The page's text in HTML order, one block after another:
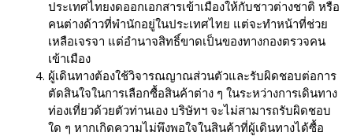
ประเทศไทยงดออกเอกสารเข้าเมืองให้กับชาวต่างชาติ หรือ
คนต่างด้าวที่พำนักอยู่ในประเทศไทย แต่จะทำหน้าที่ช่วย
เหลือเจรจา แต่อำนาจสิทธิ์ขาดเป็นของทางกองตรวจคน
เข้าเมือง
ผู้เดินทางต้องใช้วิจารณญาณส่วนตัวและรับผิดชอบต่อการ
ตัดสินใจในการเลือกซื้อสินค้าต่าง ๆ ในระหว่างการเดินทาง
ท่องเที่ยวด้วยตัวท่านเอง บริษัทฯ จะไม่สามารถรับผิดชอบ
ใด ๆ หากเกิดความไม่พึงพอใจในสินค้าที่ผู้เดินทางได้ซื้อ